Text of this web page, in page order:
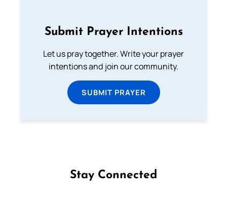
Submit Prayer Intentions
Let us pray together. Write your prayer
intentions and join our community.
SUBMIT PRAYER
Stay Connected